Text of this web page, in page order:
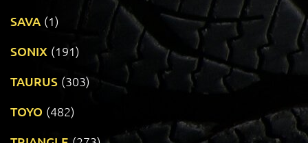
SAVA (1)
SONIX (191)
TAURUS (303)
TOYO (482)